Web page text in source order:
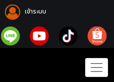
เข้าระบบ